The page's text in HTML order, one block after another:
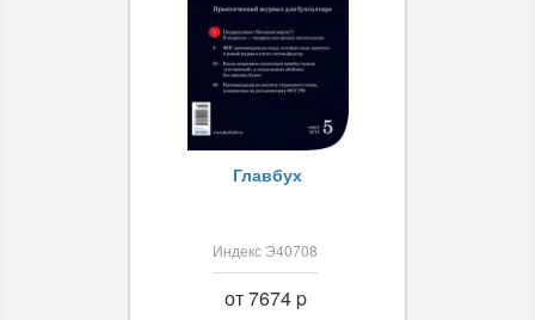
Главбух
Индекс Э40708
от 7674 p